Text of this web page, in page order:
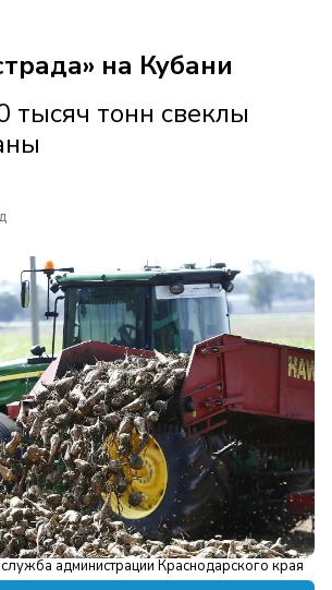
на Кубани
тысяч тонн свеклы
администрации Краснодарского края